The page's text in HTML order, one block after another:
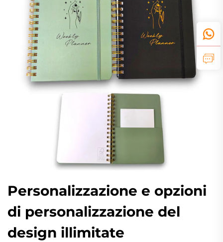
Personalizzazione e opzioni
di personalizzazione del
design illimitate